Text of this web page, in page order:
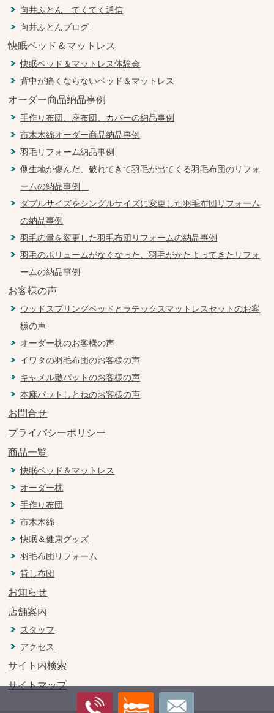
向井ふとん てくてく通信
向井ふとんブログ
快眠ベッド＆マットレス
快眠ベッド＆マットレス体験会
背中が痛くならないベッド＆マットレス
オーダー商品納品事例
手作り布団、座布団、カバーの納品事例
市木木綿オーダー商品納品事例
羽毛リフォーム納品事例
側生地が傷んだ、破れてきて羽毛が出てくる羽毛布団のリフォ
ームの納品事例
ダブルサイズをシングルサイズに変更した羽毛布団リフォーム
の納品事例
羽毛の量を変更した羽毛布団リフォームの納品事例
羽毛のボリュームがなくなった、羽毛がかたよってきたリフォ
ームの納品事例
お客様の声
ウッドスプリングベッドとラテックスマットレスセットのお客
様の声
オーダー枕のお客様の声
イワタの羽毛布団のお客様の声
キャメル敷パットのお客様の声
本麻パットしとねのお客様の声
お問合せ
プライバシーポリシー
商品一覧
快眠ベッド＆マットレス
オーダー枕
手作り布団
市木木綿
快眠＆健康グッズ
羽毛布団リフォーム
貸し布団
お知らせ
店舗案内
スタッフ
アクセス
サイト内検索
サイトマップ